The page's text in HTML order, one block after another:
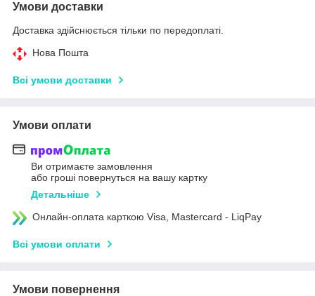
Умови доставки
Доставка здійснюється тільки по передоплаті.
Нова Пошта
Всі умови доставки
Умови оплати
Ви отримаєте замовлення
або гроші повернуться на вашу картку
Детальніше
Онлайн-оплата карткою Visa, Mastercard - LiqPay
Всі умови оплати
Умови повернення